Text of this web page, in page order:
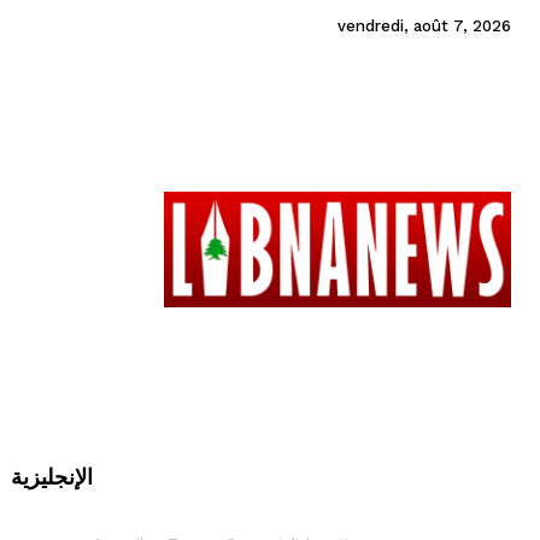
vendredi, août 7, 2026
الإنجليزية